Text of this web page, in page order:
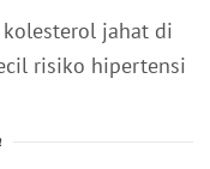
jahat di
risiko hipertensi